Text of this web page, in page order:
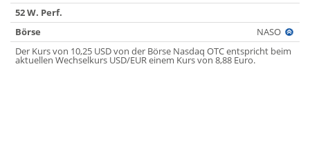
52 W. Perf.
Börse
NASO
Der Kurs von 10,25 USD von der Börse Nasdaq OTC entspricht beim
aktuellen Wechselkurs USD/EUR einem Kurs von 8,88 Euro.